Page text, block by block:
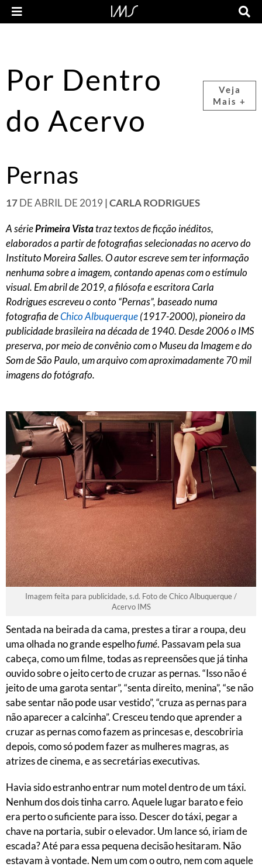
Por Dentro
do Acervo
Veja
Mais +
Pernas
17DE ABRIL DE 2019 | CARLA RODRIGUES
A sériePrimeira Vistatraz textos de ficção inéditos,
elaborados a partir de fotografias selecionadas no acervo do
Instituto Moreira Salles. O autor escreve sem ter informação
nenhuma sobre a imagem, contando apenas com o estímulo
visual. Em abril de 2019, a filósofa e escritora Carla
Rodrigues escreveu o conto “Pernas”, baseado numa
fotografia deChico Albuquerque(1917-2000), pioneiro da
publicidade brasileira na década de 1940. Desde 2006 o IMS
preserva, por meio de convênio com o Museu da Imagem e do
Som de São Paulo, um arquivo com aproximadamente 70 mil
imagens do fotógrafo.
Imagem feita para publicidade, s.d. Foto de Chico Albuquerque /
Acervo IMS
Sentada na beirada da cama, prestes a tirar a roupa, deu
uma olhada no grande espelhofumé. Passavam pela sua
cabeça, como um filme, todas as repreensões que já tinha
ouvido sobre o jeito certo de cruzar as pernas. “Isso não é
jeito de uma garota sentar”, “senta direito, menina”, “se não
sabe sentar não pode usar vestido”, “cruza as pernas para
não aparecer a calcinha”. Cresceu tendo que aprender a
cruzar as pernas como fazem as princesas e, descobriria
depois, como só podem fazer as mulheres magras, as
atrizes de cinema, e as secretárias executivas.
Havia sido estranho entrar num motel dentro de um táxi.
Nenhum dos dois tinha carro. Aquele lugar barato e feio
era perto o suficiente para isso. Descer do táxi, pegar a
chave na portaria, subir o elevador. Um lance só, iriam de
escada? Até para essa pequena decisão hesitaram. Não
estavam à vontade. Nem um com o outro, nem com aquele